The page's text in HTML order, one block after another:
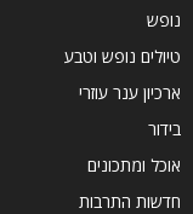
נופש
טיולים נופש וטבע
ארכיון ענר עוזרי
בידור
אוכל ומתכונים
חדשות התרבות